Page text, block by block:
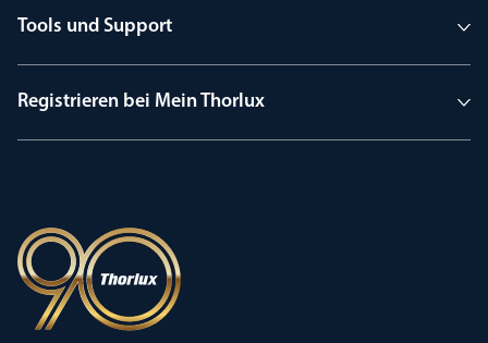
Tools und Support
Registrieren bei Mein Thorlux